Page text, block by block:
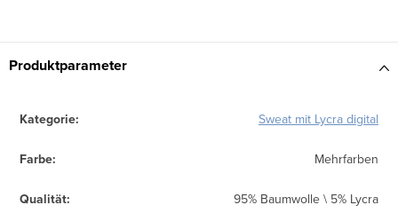
Produktparameter
Kategorie: Sweat mit Lycra digital
Farbe: Mehrfarben
Qualität: 95% Baumwolle \ 5% Lycra